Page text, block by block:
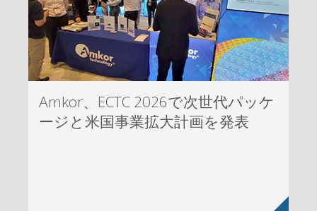
Amkor、ECTC 2026で次世代パッケ
ージと米国事業拡大計画を発表